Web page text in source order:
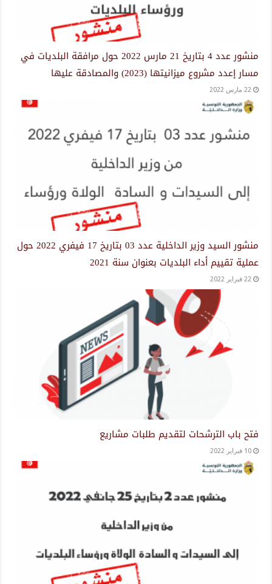
منشور عدد 4 بتاريخ 21 مارس 2022 حول مرافقة البلديات في
مسار إعدد مشروع ميزانيتها (2023) والمصادقة عليها
22 مارس 2022
منشور السيد وزير الداخلية عدد 03 بتاريخ 17 فيفري 2022 حول
عملية تقييم أداء البلديات بعنوان سنة 2021
22 فبراير 2022
فتح باب الترشحات لتقديم طلبات مشاريع
10 فبراير 2022